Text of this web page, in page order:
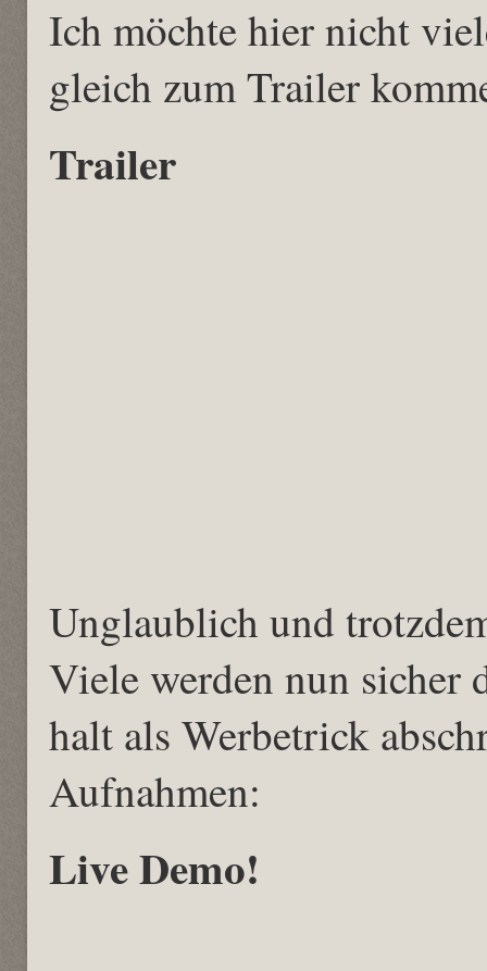
Ich möchte hier nicht
gleich zum Trailer
Trailer
Unglaublich und
Viele werden nun sicher
halt als Werbetrick
Aufnahmen:
Live Demo!